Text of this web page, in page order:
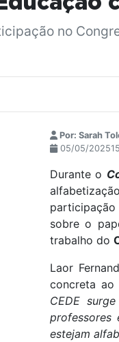
no
Por: Sarah
05/05/
Durante o
sobre o
trabalho do
Laor
concreta ao
CEDE
professores
estejam